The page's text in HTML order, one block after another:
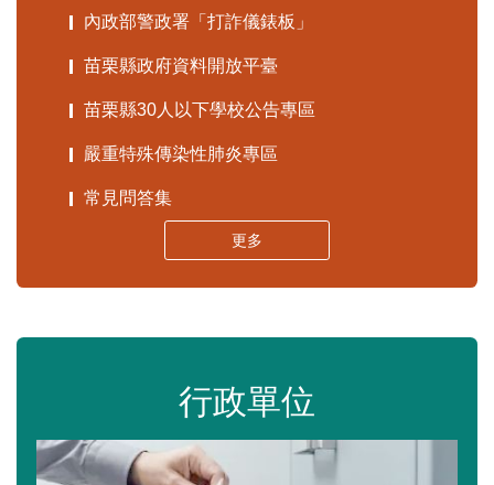
內政部警政署「打詐儀錶板」
苗栗縣政府資料開放平臺
苗栗縣30人以下學校公告專區
嚴重特殊傳染性肺炎專區
常見問答集
更多
行政單位